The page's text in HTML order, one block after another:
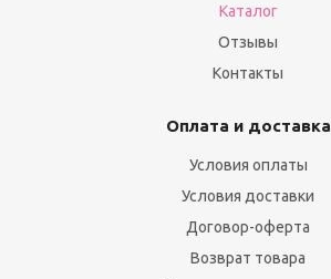
Каталог
Отзывы
Контакты
Оплата и доставка
Условия оплаты
Условия доставки
Договор-оферта
Возврат товара